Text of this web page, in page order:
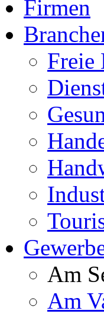
Firmen
Freie
Am
Am